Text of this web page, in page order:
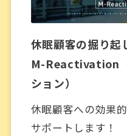
休眠顧客の掘り起
M-Reactivation
ション）
休眠顧客への効果
サポートします！